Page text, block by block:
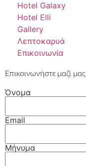
Hotel Galaxy
Hotel Elli
Gallery
Λεπτοκαρυά
Επικοινωνία
Επικοινωνήστε μαζί μας
Όνομα
Email
Μήνυμα